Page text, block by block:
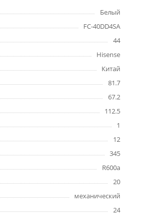
Белый
FC-40DD4SA
44
Hisense
Китай
81.7
67.2
112.5
1
12
345
R600a
20
механический
24